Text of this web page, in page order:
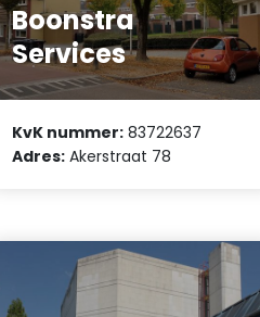
Boonstra
Services
KvK nummer: 83722637
Adres: Akerstraat 78